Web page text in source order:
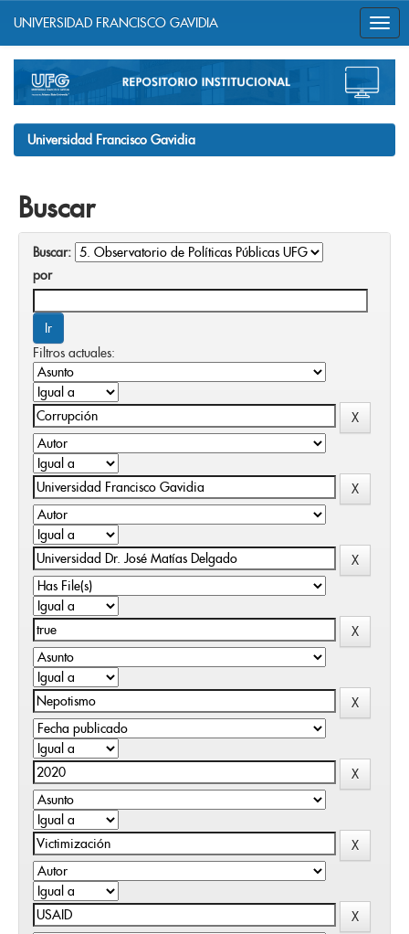
navigation
UNIVERSIDAD FRANCISCO GAVIDIA
Universidad Francisco Gavidia
Buscar
Buscar:
por
Filtros actuales: